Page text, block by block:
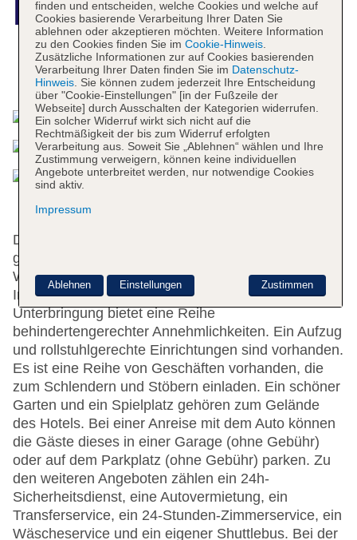
Nuwara Eliya
Das bietet Ihre Unterkunft
Das freundliche Personal an der Rezeption ist
gerne bei allen Fragen behilflich. Ein Safe und eine
Wechselstube gehören zur Einrichtung des Hotels.
Im Haus steht WLAN zur Verfügung. Die
Unterbringung bietet eine Reihe
behindertengerechter Annehmlichkeiten. Ein Aufzug
und rollstuhlgerechte Einrichtungen sind vorhanden.
Es ist eine Reihe von Geschäften vorhanden, die
zum Schlendern und Stöbern einladen. Ein schöner
Garten und ein Spielplatz gehören zum Gelände
des Hotels. Bei einer Anreise mit dem Auto können
die Gäste dieses in einer Garage (ohne Gebühr)
oder auf dem Parkplatz (ohne Gebühr) parken. Zu
den weiteren Angeboten zählen ein 24h-
Sicherheitsdienst, eine Autovermietung, ein
Transferservice, ein 24-Stunden-Zimmerservice, ein
Wäscheservice und ein eigener Shuttlebus. Bei der
finden und entscheiden, welche Cookies und welche auf
Cookies basierende Verarbeitung Ihrer Daten Sie
ablehnen oder akzeptieren möchten. Weitere Information
zu den Cookies finden Sie im Cookie-Hinweis.
Zusätzliche Informationen zur auf Cookies basierenden
Verarbeitung Ihrer Daten finden Sie im Datenschutz-
Hinweis. Sie können zudem jederzeit Ihre Entscheidung
über "Cookie-Einstellungen" [in der Fußzeile der
Webseite] durch Ausschalten der Kategorien widerrufen.
Ein solcher Widerruf wirkt sich nicht auf die
Rechtmäßigkeit der bis zum Widerruf erfolgten
Verarbeitung aus. Soweit Sie „Ablehnen“ wählen und Ihre
Zustimmung verweigern, können keine individuellen
Angebote unterbreitet werden, nur notwendige Cookies
sind aktiv.
Impressum
Zustimmen
Ablehnen Einstellungen